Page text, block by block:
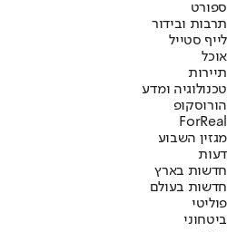
ספורט
תרבות ובידור
לייף סטייל
אוכל
תיירות
טכנולוגיה ומדע
הורוסקופ
ForReal
מגזין השבוע
דעות
חדשות בארץ
חדשות בעולם
פוליטי
ביטחוני